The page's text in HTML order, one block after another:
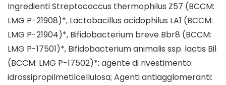
Ingredienti Streptococcus thermophilus Z57 (BCCM:
LMG P-21908)*, Lactobacillus acidophilus LA1 (BCCM:
LMG P-21904)*, Bifidobacterium breve Bbr8 (BCCM:
LMG P-17501)*, Bifidobacterium animalis ssp. lactis Bi1
(BCCM: LMG P-17502)*; agente di rivestimento:
idrossipropilmetilcellulosa; Agenti antiagglomeranti: